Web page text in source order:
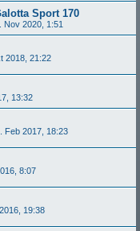
Sport 170
Nov 2020, 1:51
2018, 21:22
13:32
Feb 2017, 18:23
8:07
19:38